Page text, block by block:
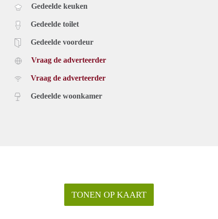
Gedeelde keuken
Gedeelde toilet
Gedeelde voordeur
Vraag de adverteerder
Vraag de adverteerder
Gedeelde woonkamer
TONEN OP KAART